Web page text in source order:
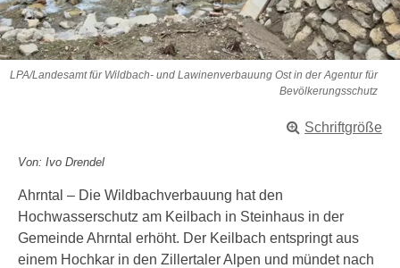
LPA/Landesamt für Wildbach- und Lawinenverbauung Ost in der Agentur für
Bevölkerungsschutz
Schriftgröße
Von: Ivo Drendel
Ahrntal – Die Wildbachverbauung hat den
Hochwasserschutz am Keilbach in Steinhaus in der
Gemeinde Ahrntal erhöht. Der Keilbach entspringt aus
einem Hochkar in den Zillertaler Alpen und mündet nach